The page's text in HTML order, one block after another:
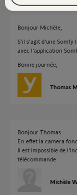
Bonjour Michèle,
S'il s'agit d'une Somfy
avec l'application
Bonne journée,
Thomas
Bonjour Thomas
En effet la camera
Il est impossible de
télécommande.
Michèle